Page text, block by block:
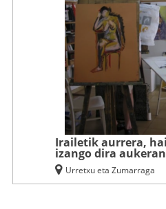
Irailetik aurrera,
izango dira
Urretxu eta Zumarraga